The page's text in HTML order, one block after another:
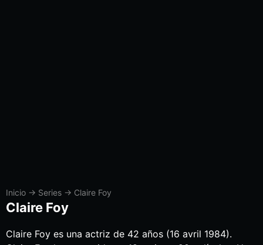
Inicio → Series → Claire Foy
Claire Foy
Claire Foy es una actriz de 42 años (16 avril 1984).